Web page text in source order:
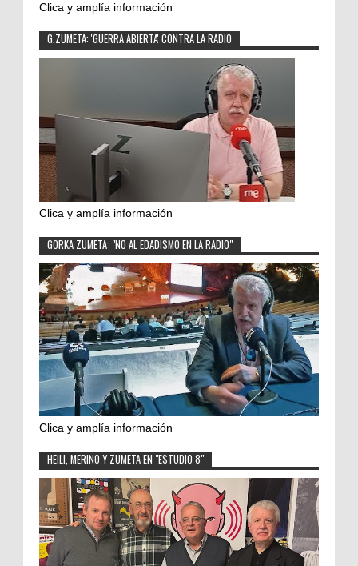
Clica y amplía información
G.ZUMETA: 'GUERRA ABIERTA' CONTRA LA RADIO
Clica y amplía información
GORKA ZUMETA: "NO AL EDADISMO EN LA RADIO"
Clica y amplía información
HEILI, MERINO Y ZUMETA EN "ESTUDIO 8"